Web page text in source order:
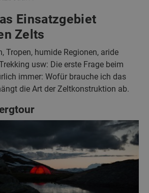
Einsatzgebiet
Zelts
Tropen, humide Regionen, aride
usw: Die erste Frage beim
immer: Wofür brauche ich das
die Art der Zeltkonstruktion ab.